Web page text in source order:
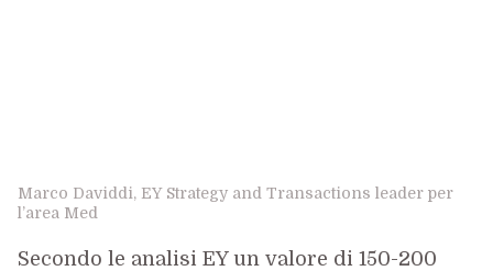
Marco Daviddi, EY Strategy and Transactions leader per
l’area Med
Secondo le analisi EY un valore di 150-200